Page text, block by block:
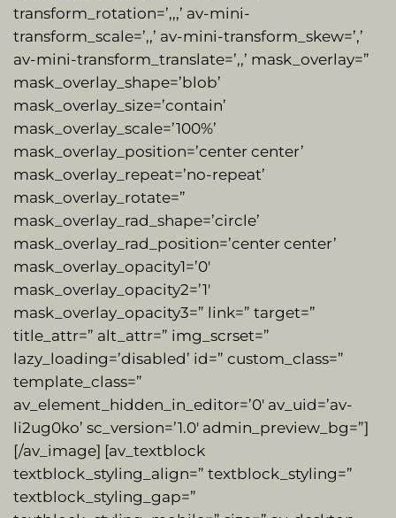
transform_rotation=’,,,’ av-mini-
transform_scale=’,,’ av-mini-transform_skew=’,’
av-mini-transform_translate=’,,’ mask_overlay=”
mask_overlay_shape=’blob’
mask_overlay_size=’contain’
mask_overlay_scale=’100%’
mask_overlay_position=’center center’
mask_overlay_repeat=’no-repeat’
mask_overlay_rotate=”
mask_overlay_rad_shape=’circle’
mask_overlay_rad_position=’center center’
mask_overlay_opacity1=’0′
mask_overlay_opacity2=’1′
mask_overlay_opacity3=” link=” target=”
title_attr=” alt_attr=” img_scrset=”
lazy_loading=’disabled’ id=” custom_class=”
template_class=”
av_element_hidden_in_editor=’0′ av_uid=’av-
li2ug0ko’ sc_version=’1.0′ admin_preview_bg=”]
[/av_image] [av_textblock
textblock_styling_align=” textblock_styling=”
textblock_styling_gap=”